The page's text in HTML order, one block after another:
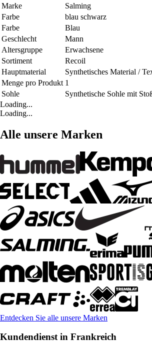
Marke
Salming
Farbe
blau schwarz
Farbe
Blau
Geschlecht
Mann
Altersgruppe
Erwachsene
Sortiment
Recoil
Hauptmaterial
Synthetisches Material /
Menge pro Produkt 1
Sohle
Synthetische Sohle mit
Loading...
Loading...
Alle unsere Marken
Entdecken Sie alle unsere Marken
Kundendienst in Frankreich